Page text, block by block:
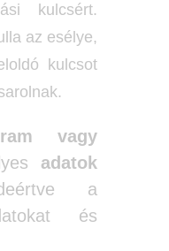
kulcsért.
az esélye,
kulcsot
vagy
adatok
a
és